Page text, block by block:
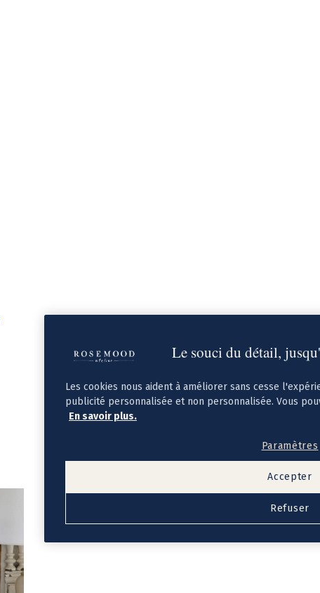
Le souci du détail,
Les cookies nous aident à améliorer sans cesse
publicité personnalisée et non personnalisée. Vous
En savoir plus.
Paramètres
Refuser
Accepter